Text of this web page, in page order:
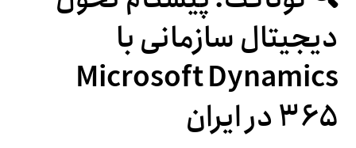
دیجیتال سازمانی با
Microsoft Dynamics
۳۶۵ در ایران